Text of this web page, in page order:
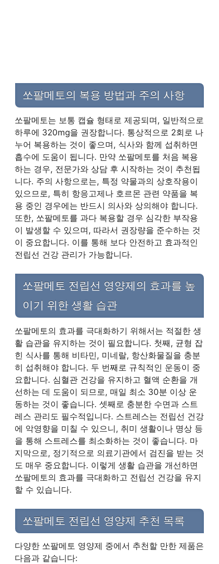
쏘팔메토의 복용 방법과 주의 사항
쏘팔메토는 보통 캡슐 형태로 제공되며, 일반적으로
하루에 320mg을 권장합니다. 통상적으로 2회로 나
누어 복용하는 것이 좋으며, 식사와 함께 섭취하면
흡수에 도움이 됩니다. 만약 쏘팔메토를 처음 복용
하는 경우, 전문가와 상담 후 시작하는 것이 추천됩
니다. 주의 사항으로는, 특정 약물과의 상호작용이
있으므로, 특히 항응고제나 호르몬 관련 약품을 복
용 중인 경우에는 반드시 의사와 상의해야 합니다.
또한, 쏘팔메토를 과다 복용할 경우 심각한 부작용
이 발생할 수 있으며, 따라서 권장량을 준수하는 것
이 중요합니다. 이를 통해 보다 안전하고 효과적인
전립선 건강 관리가 가능합니다.
쏘팔메토 전립선 영양제의 효과를 높
이기 위한 생활 습관
쏘팔메토의 효과를 극대화하기 위해서는 적절한 생
활 습관을 유지하는 것이 필요합니다. 첫째, 균형 잡
힌 식사를 통해 비타민, 미네랄, 항산화물질을 충분
히 섭취해야 합니다. 두 번째로 규칙적인 운동이 중
요합니다. 심혈관 건강을 유지하고 혈액 순환을 개
선하는 데 도움이 되므로, 매일 최소 30분 이상 운
동하는 것이 좋습니다. 셋째로 충분한 수면과 스트
레스 관리도 필수적입니다. 스트레스는 전립선 건강
에 악영향을 미칠 수 있으니, 취미 생활이나 명상 등
을 통해 스트레스를 최소화하는 것이 좋습니다. 마
지막으로, 정기적으로 의료기관에서 검진을 받는 것
도 매우 중요합니다. 이렇게 생활 습관을 개선하면
쏘팔메토의 효과를 극대화하고 전립선 건강을 유지
할 수 있습니다.
쏘팔메토 전립선 영양제 추천 목록
다양한 쏘팔메토 영양제 중에서 추천할 만한 제품은
다음과 같습니다: